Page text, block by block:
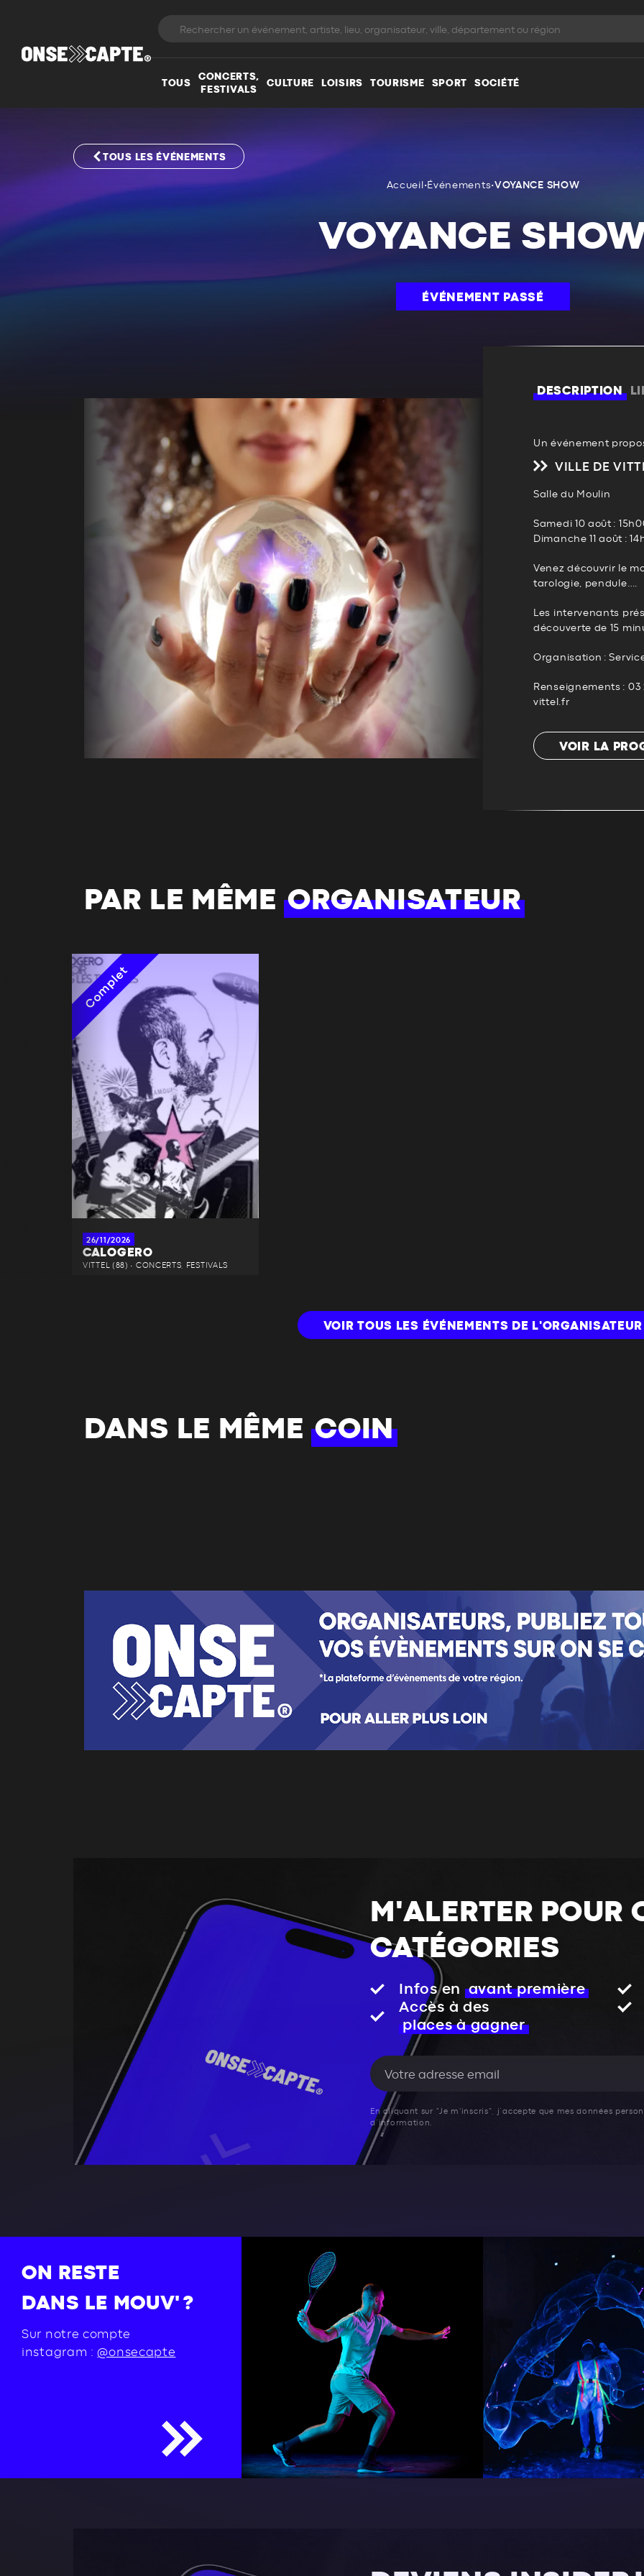
TOUS
CONCERTS,
FESTIVALS
CULTURE LOISIRS TOURISME SPORT SOCIÉTÉ
TOUS LES ÉVÉNEMENTS
Accueil •Événements•VOYANCE SHOW
VOYANCE
ÉVÉNEMENT PASSÉ
DESCRIPTION
Un événement
VILLE DE
Salle du Moulin
Samedi 10 août :
Dimanche 11 août :
Venez découvrir le
tarologie, pendule….
Les intervenants
découverte de 15
Organisation :
Renseignements :
vittel.fr
VOIR LA
PAR LE MÊMEORGANISATEUR
Complet
26/11/2026
CALOGERO
VITTEL (88) • CONCERTS, FESTIVALS
VOIR TOUS LES ÉVÉNEMENTS DE L'ORGANISATEUR
DANS LE MÊMECOIN
M'ALERTER POUR
CATÉGORIES
Infos en
avant première
Accès à des
places à gagner
En cliquant sur "Je m'inscris", j’accepte que mes données
d’information.
ON RESTE
DANS LE MOUV' ?
Sur notre compte
instagram :@onsecapte